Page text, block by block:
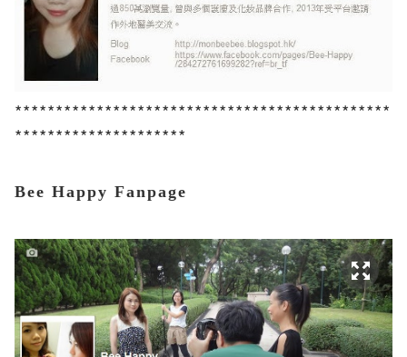
**********************************************
*********************
Bee Happy Fanpage